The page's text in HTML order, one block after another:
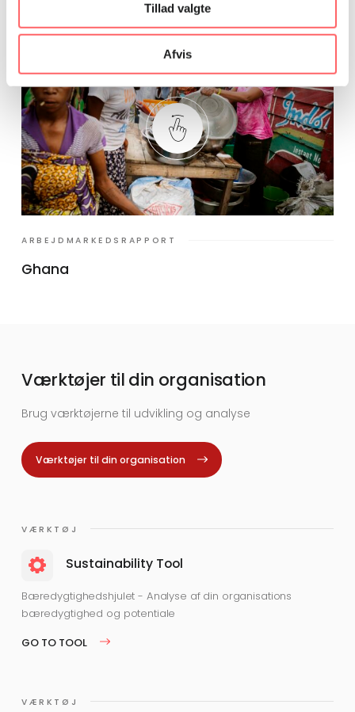
Tillad valgte
Afvis
ARBEJDMARKEDSRAPPORT
Ghana
Værktøjer til din organisation
Brug værktøjerne til udvikling og analyse
Værktøjer til din organisation
VÆRKTØJ
Sustainability Tool
Bæredygtighedshjulet - Analyse af din organisations
bæredygtighed og potentiale
GO TO TOOL
VÆRKTØJ